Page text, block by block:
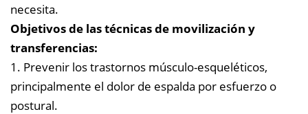
necesita.
Objetivos de las técnicas de movilización y
transferencias:
1. Prevenir los trastornos músculo-esqueléticos,
principalmente el dolor de espalda por esfuerzo o
postural.